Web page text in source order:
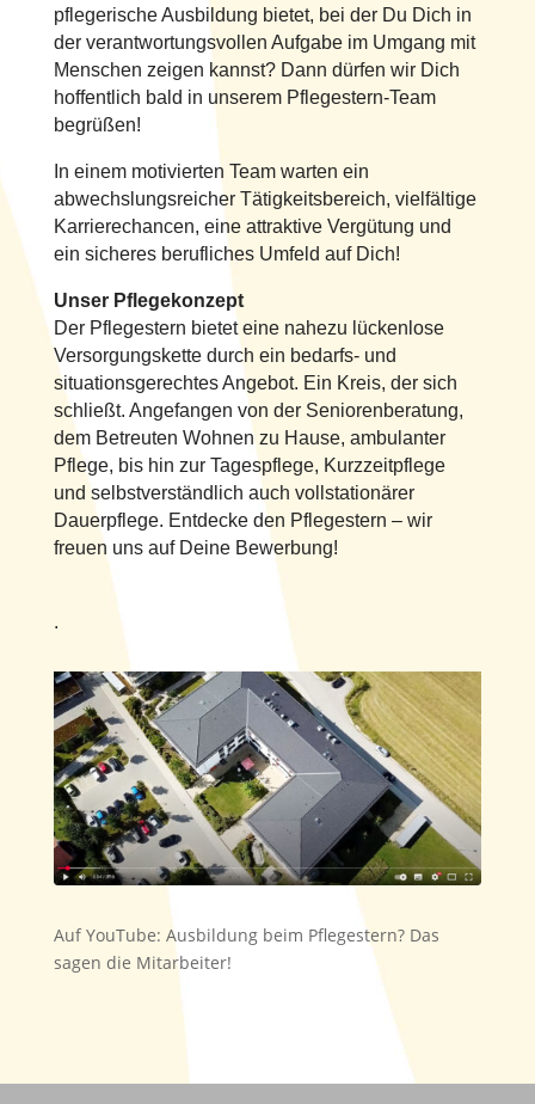
pflegerische Ausbildung bietet, bei der Du Dich in
der verantwortungsvollen Aufgabe im Umgang mit
Menschen zeigen kannst? Dann dürfen wir Dich
hoffentlich bald in unserem Pflegestern-Team
begrüßen!
In einem motivierten Team warten ein
abwechslungsreicher Tätigkeitsbereich, vielfältige
Karrierechancen, eine attraktive Vergütung und
ein sicheres berufliches Umfeld auf Dich!
Unser Pflegekonzept
Der Pflegestern bietet eine nahezu lückenlose
Versorgungskette durch ein bedarfs- und
situationsgerechtes Angebot. Ein Kreis, der sich
schließt. Angefangen von der Seniorenberatung,
dem Betreuten Wohnen zu Hause, ambulanter
Pflege, bis hin zur Tagespflege, Kurzzeitpflege
und selbstverständlich auch vollstationärer
Dauerpflege. Entdecke den Pflegestern – wir
freuen uns auf Deine Bewerbung!
.
Auf YouTube: Ausbildung beim Pflegestern? Das
sagen die Mitarbeiter!